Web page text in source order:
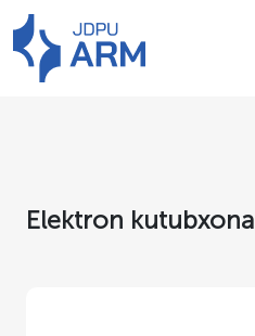
Elektron kutubxona